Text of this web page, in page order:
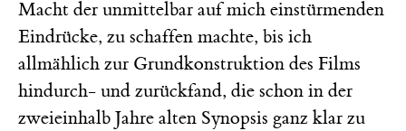
Macht der unmittelbar auf mich einstürmenden
Eindrücke, zu schaffen machte, bis ich
allmählich zur Grundkonstruktion des Films
hindurch- und zurückfand, die schon in der
zweieinhalb Jahre alten Synopsis ganz klar zu